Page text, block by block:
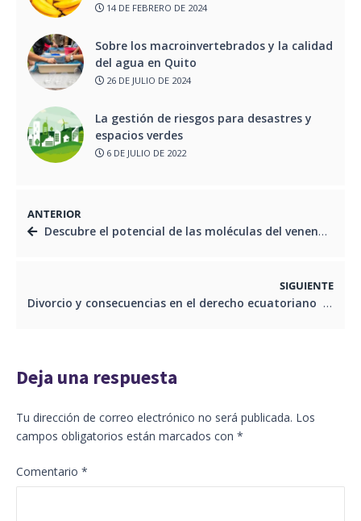
14 DE FEBRERO DE 2024
Sobre los macroinvertebrados y la calidad
del agua en Quito
26 DE JULIO DE 2024
La gestión de riesgos para desastres y
espacios verdes
6 DE JULIO DE 2022
ANTERIOR
Descubre el potencial de las moléculas del veneno de serpiente
SIGUIENTE
Divorcio y consecuencias en el derecho ecuatoriano
Deja una respuesta
Tu dirección de correo electrónico no será publicada. Los
campos obligatorios están marcados con *
Comentario *